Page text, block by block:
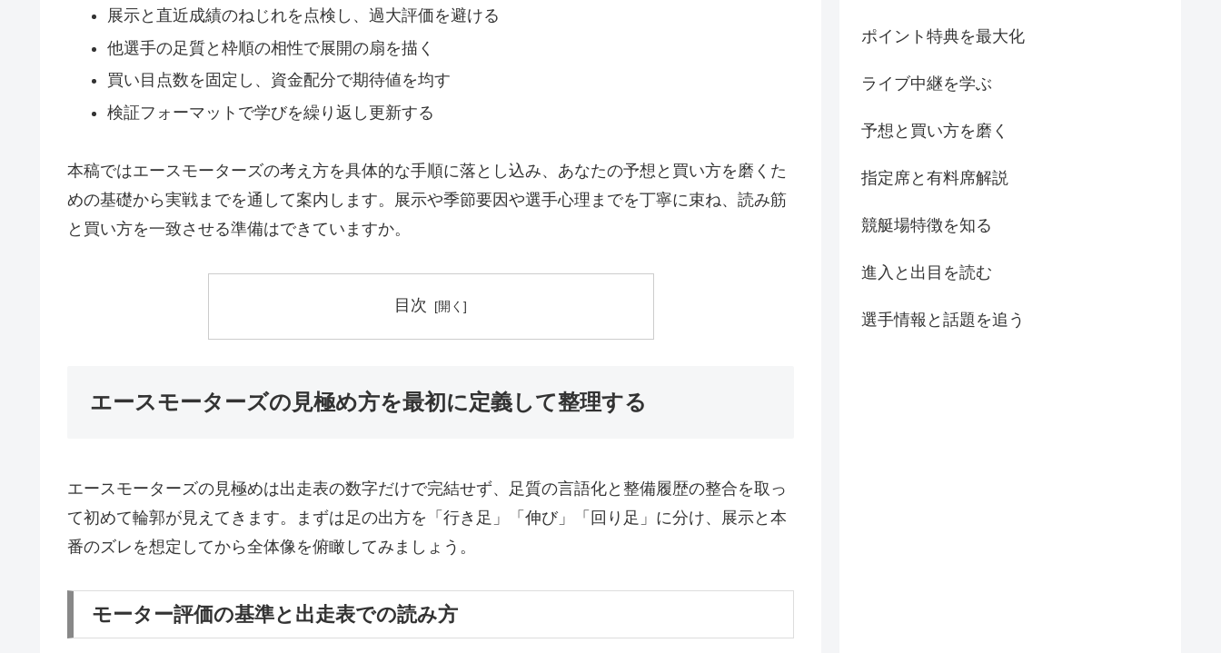
展示と直近成績のねじれを点検し、過大評価を避ける
他選手の足質と枠順の相性で展開の扇を描く
買い目点数を固定し、資金配分で期待値を均す
検証フォーマットで学びを繰り返し更新する
本稿ではエースモーターズの考え方を具体的な手順に落とし込み、あなたの予想と買い方を磨くた
めの基礎から実戦までを通して案内します。展示や季節要因や選手心理までを丁寧に束ね、読み筋
と買い方を一致させる準備はできていますか。
目次
エースモーターズの見極め方を最初に定義して整理する
エースモーターズの見極めは出走表の数字だけで完結せず、足質の言語化と整備履歴の整合を取っ
て初めて輪郭が見えてきます。まずは足の出方を「行き足」「伸び」「回り足」に分け、展示と本
番のズレを想定してから全体像を俯瞰してみましょう。
モーター評価の基準と出走表での読み方
ポイント特典を最大化
ライブ中継を学ぶ
予想と買い方を磨く
指定席と有料席解説
競艇場特徴を知る
進入と出目を読む
選手情報と話題を追う